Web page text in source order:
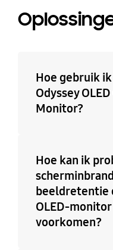
Hoe gebruik
Odyssey
Monitor?
Hoe kan ik
beeldretentie
OLED-
voorkomen?